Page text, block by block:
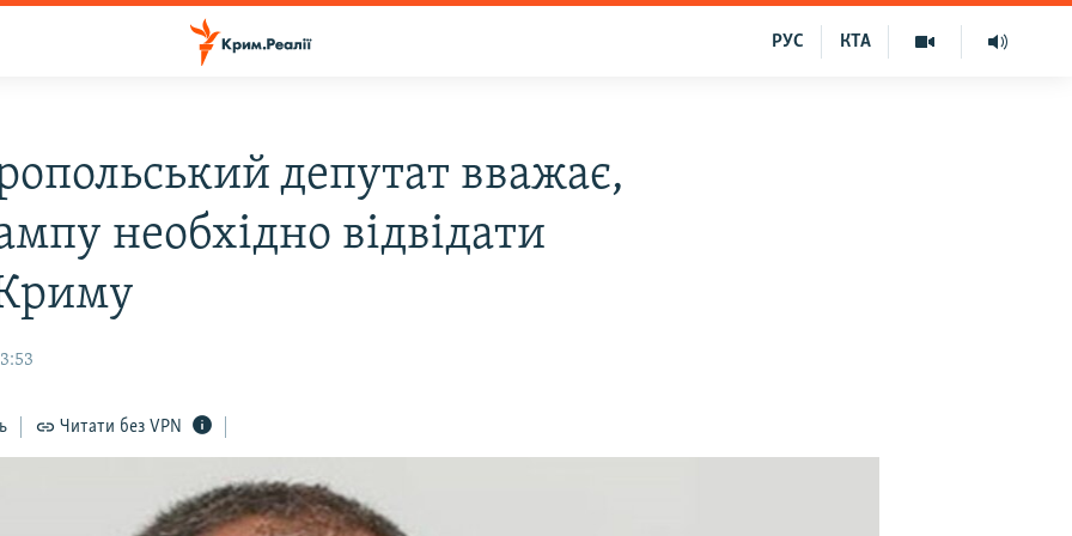
КТА
РУС
депутат вважає,
необхідно відвідати
Читати без VPN